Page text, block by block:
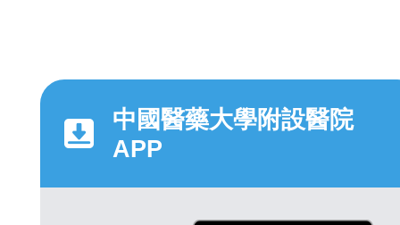
中國醫藥大學附設醫院
APP